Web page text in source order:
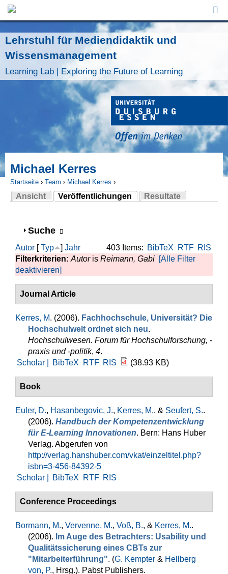
Jump to Navigation
Lehrstuhl für Mediendidaktik und
Wissensmanagement
Learning Lab | Exploring the Future of Learning
Michael Kerres
Sie sind hier
Startseite › Team › Michael Kerres ›
Ansicht
Veröffentlichungen
(aktiver Reiter)
Resultate
Anzeigen
Suche
403 Items: BibTeX RTF RIS
Autor [Typ ] Jahr
Filterkriterien: Autoris Reimann, Gabi [Alle Filter
deaktivieren]
Journal Article
Kerres, M. (2006). Fachhochschule, Universität? Die
Hochschulwelt ordnet sich neu.
Hochschulwesen. Forum für Hochschulforschung, -
praxis und -politik, 4.
Scholar |
BibTeX RTF RIS (38.93 KB)
Book
Euler, D., Hasanbegovic, J., Kerres, M., & Seufert, S..
(2006). Handbuch der Kompetenzentwicklung
für E-Learning Innovationen. Bern: Hans Huber
Verlag. Abgerufen von
http://verlag.hanshuber.com/vkat/einzeltitel.php?
isbn=3-456-84392-5
Scholar |
BibTeX RTF RIS
Conference Proceedings
Bormann, M., Vervenne, M., Voß, B., & Kerres, M..
(2006). Im Auge des Betrachters: Usability und
Qualitätssicherung eines CBTs zur
"Mitarbeiterführung". (G. Kempter & Hellberg
von, P., Hrsg.). Pabst Publishers.